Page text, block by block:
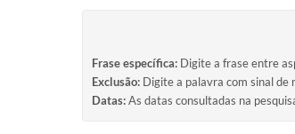
Frase específica: Digite a frase entre
Exclusão: Digite a palavra com sinal de
Datas:As datas consultadas na